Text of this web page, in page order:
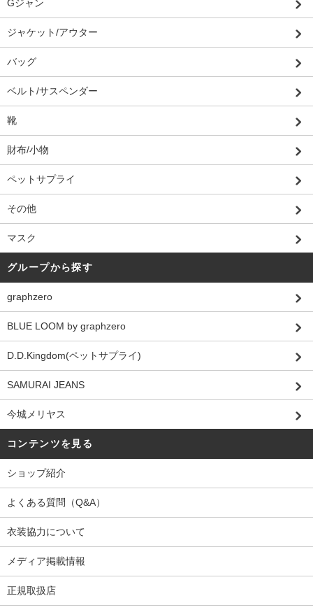
Gジャン
ジャケット/アウター
バッグ
ベルト/サスペンダー
靴
財布/小物
ペットサプライ
その他
マスク
グループから探す
graphzero
BLUE LOOM by graphzero
D.D.Kingdom(ペットサプライ)
SAMURAI JEANS
今城メリヤス
コンテンツを見る
ショップ紹介
よくある質問（Q&A）
衣装協力について
メディア掲載情報
正規取扱店